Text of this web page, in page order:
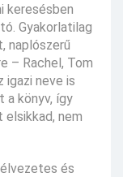
keresésben
Gyakorlatilag
naplószerű
– Rachel, Tom
igazi neve is
a könyv, így
nem
és